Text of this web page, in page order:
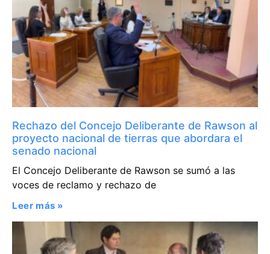
Rechazo del Concejo Deliberante de Rawson al
proyecto nacional de tierras que abordara el
senado nacional
El Concejo Deliberante de Rawson se sumó a las
voces de reclamo y rechazo de
Leer más »